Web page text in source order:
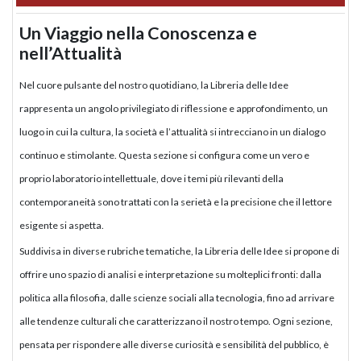
Un Viaggio nella Conoscenza e
nell’Attualità
Nel cuore pulsante del nostro quotidiano, la Libreria delle Idee
rappresenta un angolo privilegiato di riflessione e approfondimento, un
luogo in cui la cultura, la società e l’attualità si intrecciano in un dialogo
continuo e stimolante. Questa sezione si configura come un vero e
proprio laboratorio intellettuale, dove i temi più rilevanti della
contemporaneità sono trattati con la serietà e la precisione che il lettore
esigente si aspetta.
Suddivisa in diverse rubriche tematiche, la Libreria delle Idee si propone di
offrire uno spazio di analisi e interpretazione su molteplici fronti: dalla
politica alla filosofia, dalle scienze sociali alla tecnologia, fino ad arrivare
alle tendenze culturali che caratterizzano il nostro tempo. Ogni sezione,
pensata per rispondere alle diverse curiosità e sensibilità del pubblico, è